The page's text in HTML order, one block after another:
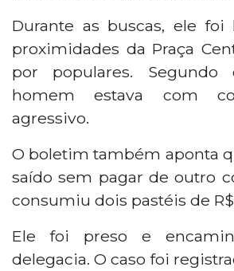
sem pagar dois pastéis de
registrado como furto,
outras fraudes.
Durante as buscas, ele foi
proximidades da Praça
por populares.
homem estava com
agressivo.
O boletim também aponta
saído sem pagar de outro
consumiu dois pastéis de
Ele foi preso e
delegacia. O caso foi